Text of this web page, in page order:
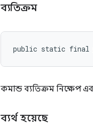
ব্যতিক্রম
public static final
কমান্ড ব্যতিক্রম নিক্ষেপ
ব্যর্থ হয়েছে